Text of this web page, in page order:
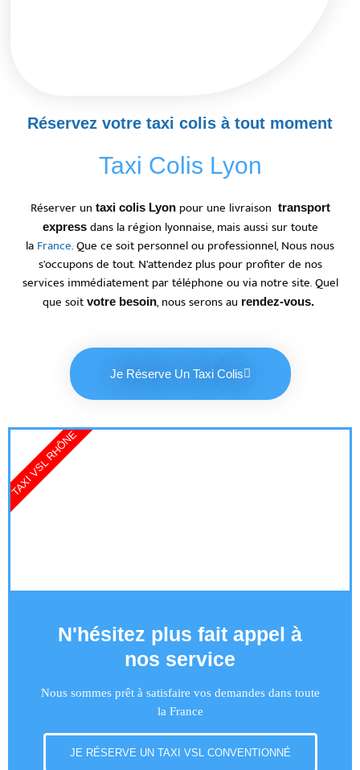
Réservez votre taxi colis à tout moment
Taxi Colis Lyon
Réserver un taxi colis Lyonpour une livraison transport
expressdans la région lyonnaise, mais aussi sur toute
la France. Que ce soit personnel ou professionnel, Nous nous
s’occupons de tout. N’attendez plus pour profiter de nos
services immédiatement par téléphone ou via notre site. Quel
que soit votre besoin, nous serons au rendez-vous.
Je Réserve Un Taxi Colis
N'hésitez plus fait appel à
nos service
Nous sommes prêt à satisfaire vos demandes dans toute
la France
JE RÉSERVE UN TAXI VSL CONVENTIONNÉ
TAXI VSL RHÔNE